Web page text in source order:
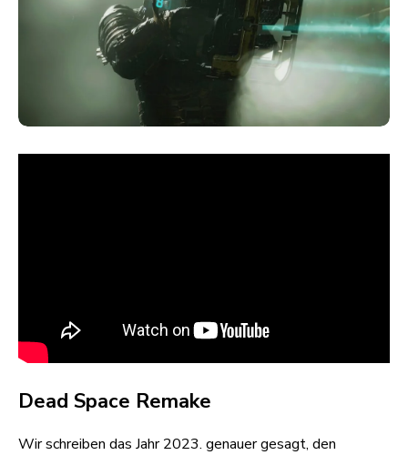
Dead Space Remake
Wir schreiben das Jahr 2023. genauer gesagt, den